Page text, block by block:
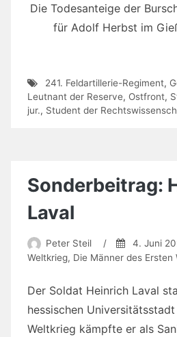
Die Todesanteige der
für Adolf Herbst im
241. Feldartillerie-Regiment,
Leutnant der Reserve, Ostfront,
jur., Student der
Sonderbeitrag:
Laval
Peter Steil / 4. Juni
Weltkrieg, Die Männer des Ersten
Der Soldat Heinrich Laval
hessischen Universitätsstadt
Weltkrieg kämpfte er als